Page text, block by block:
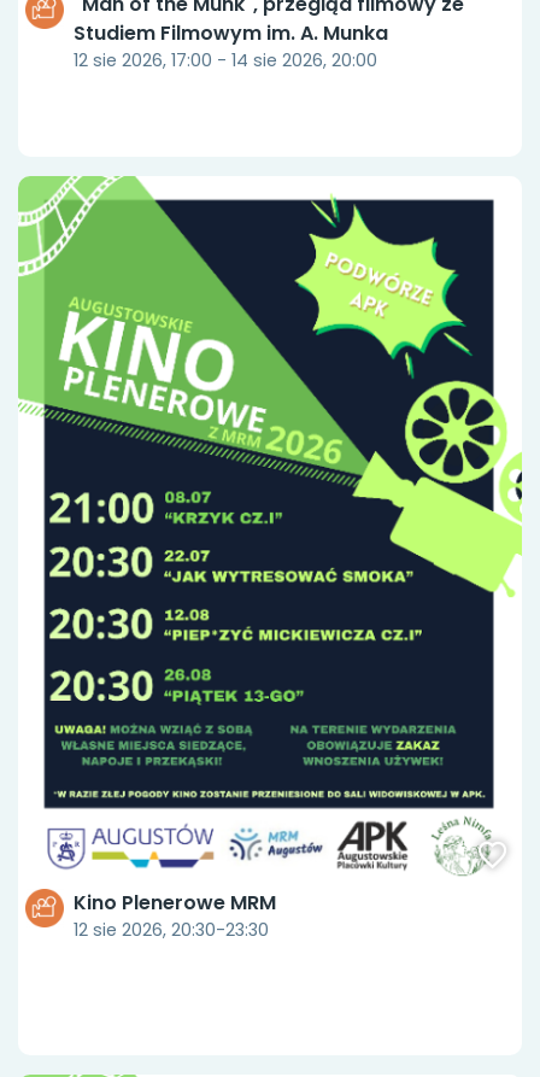
Studiem Filmowym im. A. Munka
12 sie 2026, 17:00 - 14 sie 2026, 20:00
Kino Plenerowe MRM
12 sie 2026, 20:30-23:30